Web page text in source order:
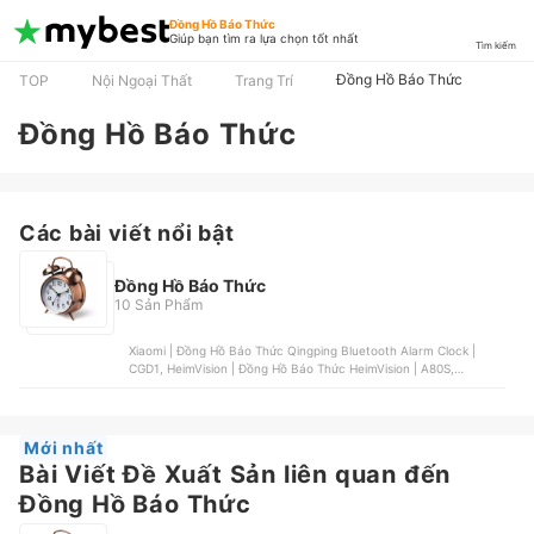
Đồng Hồ Báo Thức
Giúp bạn tìm ra lựa chọn tốt nhất
Tìm kiếm
TOP Nội Ngoại Thất Trang Trí Đồng Hồ Báo Thức
Đồng Hồ Báo Thức
Các bài viết nổi bật
Đồng Hồ Báo Thức
10 Sản Phẩm
Xiaomi | Đồng Hồ Báo Thức Qingping Bluetooth Alarm Clock |
CGD1, HeimVision | Đồng Hồ Báo Thức HeimVision | A80S,
Mới nhất
Bài Viết Đề Xuất Sản liên quan đến
Đồng Hồ Báo Thức